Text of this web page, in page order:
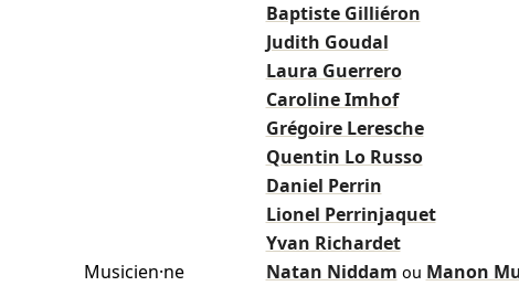
Baptiste Gilliéron
Judith Goudal
Laura Guerrero
Caroline Imhof
Grégoire Leresche
Quentin Lo Russo
Daniel Perrin
Lionel Perrinjaquet
Yvan Richardet
Musicien·ne
Natan Niddam ou Manon